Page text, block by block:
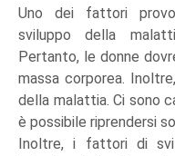
Uno dei fattori
sviluppo della
Pertanto, le donne
massa corporea.
della malattia. Ci sono
è possibile riprendersi
Inoltre, i fattori di